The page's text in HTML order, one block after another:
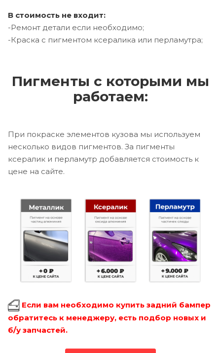
В стоимость не входит:
-Ремонт детали если необходимо;
-Краска с пигментом ксералика или перламутра;
Пигменты с которыми мы
работаем:
При покраске элементов кузова мы используем
несколько видов пигментов. За пигменты
ксералик и перламутр добавляется стоимость к
цене на сайте.
Если вам необходимо купить задний бампер
обратитесь к менеджеру, есть подбор новых и
б/у запчастей.